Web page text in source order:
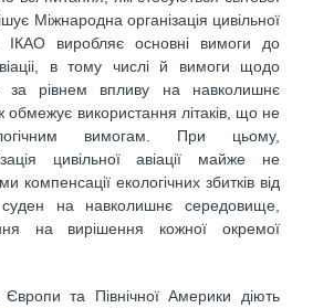
Міжнародна організація цивільної
ІКАО виробляє основні вимоги до
в тому числі й вимоги щодо
за рівнем впливу на навколишнє
використання літаків, що не
вимогам. При цьому,
цивільної авіації майже не
компенсації екологічних збитків від
суден на навколишнє середовище,
на вирішення кожної окремої
та Північної Америки діють